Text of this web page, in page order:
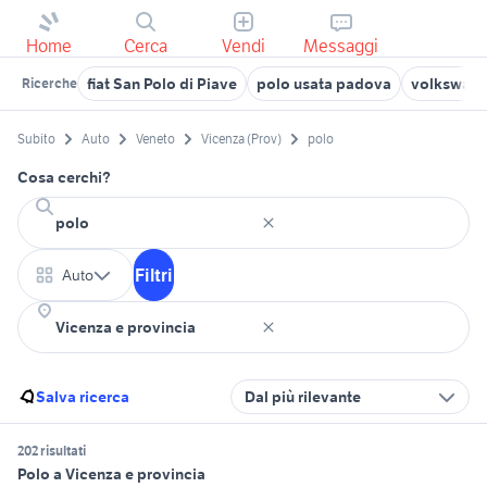
Home Cerca Vendi Messaggi
Ricerche fiat San Polo di Piave polo usata padova
Subito Auto Veneto Vicenza (Prov) polo
Cosa cerchi?
Auto Filtri
Salva ricerca Dal più rilevante
202 risultati
Polo a Vicenza e provincia